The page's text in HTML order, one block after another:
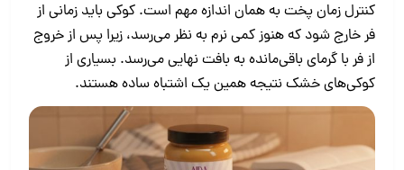
کنترل زمان پخت به همان اندازه مهم است. کوکی باید زمانی از
فر خارج شود که هنوز کمی نرم به نظر می‌رسد، زیرا پس از خروج
از فر با گرمای باقی‌مانده به بافت نهایی می‌رسد. بسیاری از
کوکی‌های خشک نتیجه همین یک اشتباه ساده هستند.